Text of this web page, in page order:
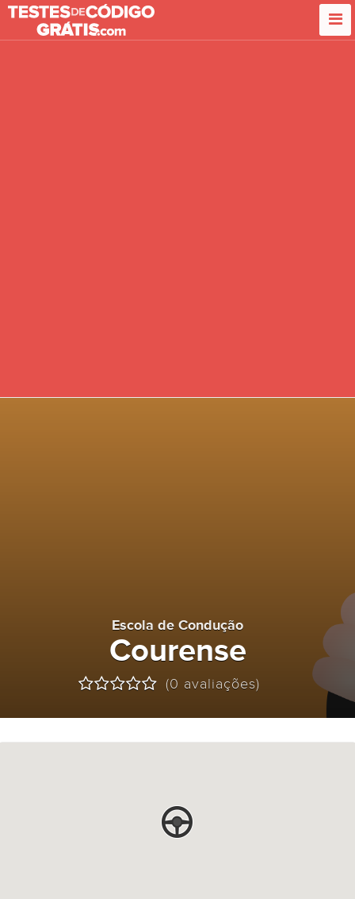
Escola de Condução
Courense
(0 avaliações)